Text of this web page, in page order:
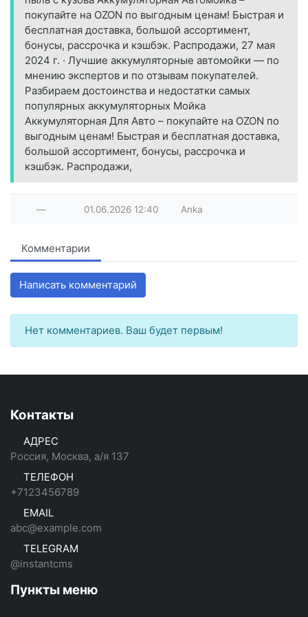
покупайте на OZON по выгодным ценам! Быстрая и
бесплатная доставка, большой ассортимент,
бонусы, рассрочка и кэшбэк. Распродажи, 27 мая
2024 г. · Лучшие аккумуляторные автомойки — по
мнению экспертов и по отзывам покупателей.
Разбираем достоинства и недостатки самых
популярных аккумуляторных Мойка
Аккумуляторная Для Авто – покупайте на OZON по
выгодным ценам! Быстрая и бесплатная доставка,
большой ассортимент, бонусы, рассрочка и
кэшбэк. Распродажи,
— 01.06.2026 12:40 Anka
Комментарии
Написать комментарий
Нет комментариев. Ваш будет первым!
Контакты
АДРЕС
Россия, Москва, а/я 137
ТЕЛЕФОН
+7123456789
EMAIL
abc@example.com
TELEGRAM
@instantcms
Пункты меню